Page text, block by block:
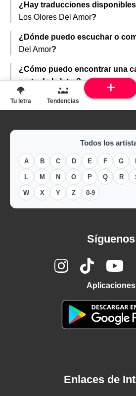
¿Hay traducciones
Los Olores Del Amor?
¿Dónde puedo escuchar o
Del Amor?
¿Cómo puedo encontrar una
parte de la letra?
Todos los
A B C D E F G
L M N O P Q R
W X Y Z 0-9
Síguenos
Aplicaciones
Enlaces de
Tu letra Tendencias